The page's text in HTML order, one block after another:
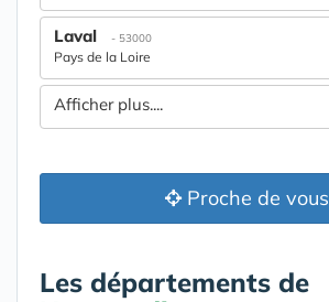
Laval - 53000
Pays de la Loire
Afficher plus....
Proche de vous
Les départements de